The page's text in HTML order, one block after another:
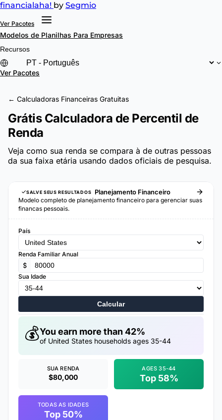
financialaha! by Segmio
Ver Pacotes
Modelos de Planilhas Para Empresas
Recursos
Ver Pacotes
← Calculadoras Financeiras Gratuitas
Grátis Calculadora de Percentil de
Renda
Veja como sua renda se compara à de outras pessoas
da sua faixa etária usando dados oficiais de pesquisa.
SALVE SEUS RESULTADOS Planejamento Financeiro
Modelo completo de planejamento financeiro para gerenciar suas
financas pessoais.
País
Renda Familiar Anual
$
Sua Idade
Calcular
💰You earn more than 42%
of United States households ages 35-44
SUA RENDA
$80,000
AGES 35-44
Top 58%
TODAS AS IDADES
Top 50%